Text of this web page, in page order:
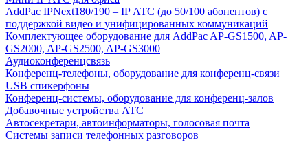
AddPac IPNext180/190 – IP АТС (до 50/100 абонентов) с
поддержкой видео и унифицированных коммуникаций
Комплектующее оборудование для AddPac AP-GS1500, AP-
GS2000, AP-GS2500, AP-GS3000
Аудиоконференцсвязь
Конференц-телефоны, оборудование для конференц-связи
USB спикерфоны
Конференц-системы, оборудование для конференц-залов
Добавочные устройства АТС
Автосекретари, автоинформаторы, голосовая почта
Системы записи телефонных разговоров